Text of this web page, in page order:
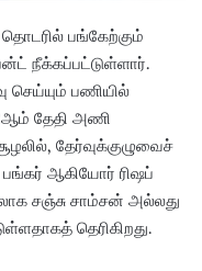
பங்கேற்கும்
நீக்கப்பட்டுள்ளார்.
செய்யும் பணியில்
தேதி அணி
தேர்வுக்குழுவைச்
ஆகியோர் ரிஷப்
சஞ்சு சாம்சன் அல்லது
தெரிகிறது.